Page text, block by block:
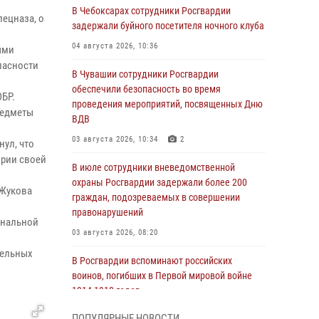
о
что
своей
В Чебоксарах сотрудники Росгвардии
задержали буйного посетителя ночного клуба
04 августа 2026, 10:36
В Чувашии сотрудники Росгвардии
обеспечили безопасность во время
проведения мероприятий, посвященных Дню
ВДВ
03 августа 2026, 10:34 2
В июле сотрудники вневедомственной
охраны Росгвардии задержали более 200
граждан, подозреваемых в совершении
правонарушений
03 августа 2026, 08:20
В Росгвардии вспоминают российских
воинов, погибших в Первой мировой войне
1914-1918 годов